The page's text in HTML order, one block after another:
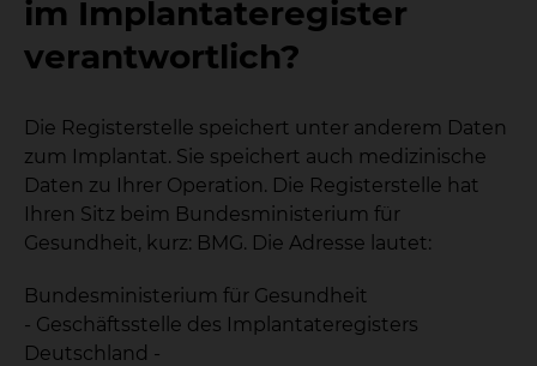
im Implantateregister
verantwortlich?
Die Registerstelle speichert unter anderem Daten
zum Implantat. Sie speichert auch medizinische
Daten zu Ihrer Operation. Die Registerstelle hat
Ihren Sitz beim Bundesministerium für
Gesundheit, kurz: BMG. Die Adresse lautet:
Bundesministerium für Gesundheit
- Geschäftsstelle des Implantateregisters
Deutschland -